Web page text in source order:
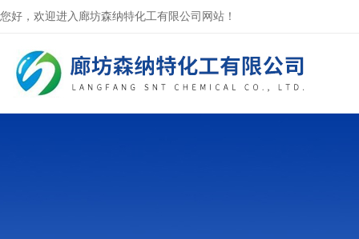
您好，欢迎进入廊坊森纳特化工有限公司网站！